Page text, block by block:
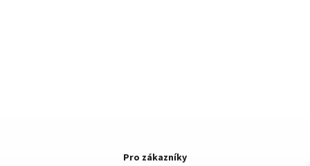
Pro zákazníky